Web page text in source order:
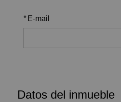
* E-mail
Datos del inmueble